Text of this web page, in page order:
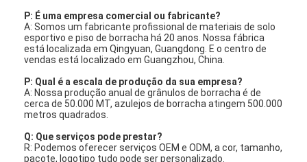
Aglutinantes de PU
grama artificial do relvado
P: É uma empresa comercial ou fabricante?
A: Somos um fabricante profissional de materiais de solo
esportivo e piso de borracha há 20 anos. Nossa fábrica
está localizada em Qingyuan, Guangdong. E o centro de
vendas está localizado em Guangzhou, China.
P: Qual é a escala de produção da sua empresa?
A: Nossa produção anual de grânulos de borracha é de
cerca de 50.000 MT, azulejos de borracha atingem 500.000
metros quadrados.
Q: Que serviços pode prestar?
R: Podemos oferecer serviços OEM e ODM, a cor, tamanho,
pacote, logotipo tudo pode ser personalizado.